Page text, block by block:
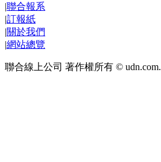
|聯合報系
|訂報紙
|關於我們
|網站總覽
聯合線上公司 著作權所有 © udn.com.